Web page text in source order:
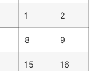
1 2
8 9
15 16